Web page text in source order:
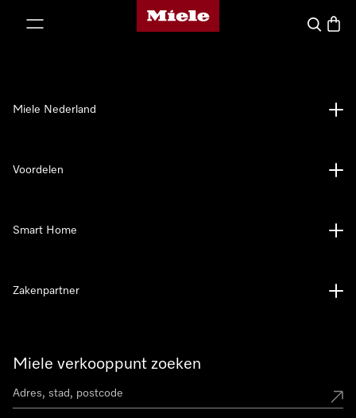
Homepage van Miele
Wat zoek
Miele verkooppunt zoeken
Miele Nederland
Voordelen
Smart Home
Zakenpartner